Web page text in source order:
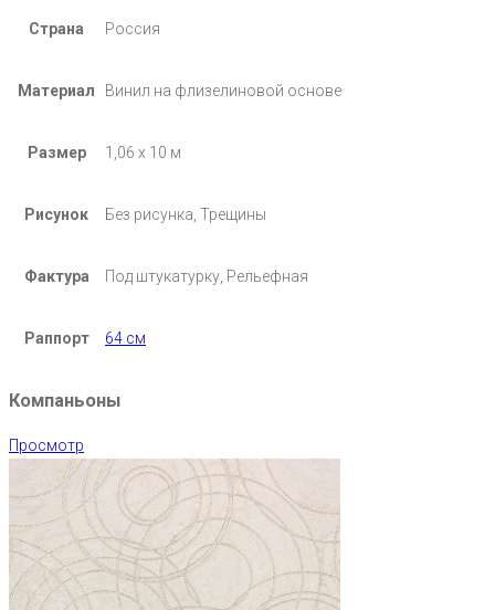
Страна Россия
Материал Винил на флизелиновой основе
Размер 1,06 х 10 м
Рисунок Без рисунка, Трещины
Фактура Под штукатурку, Рельефная
Раппорт 64 см
Компаньоны
Просмотр